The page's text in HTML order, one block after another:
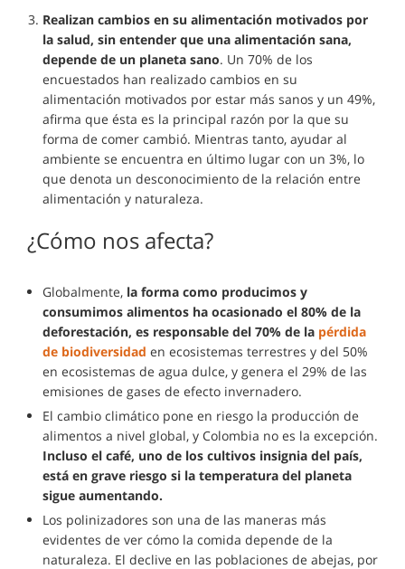
Realizan cambios en su alimentación motivados por
la salud, sin entender que una alimentación sana,
depende de un planeta sano. Un 70% de los
encuestados han realizado cambios en su
alimentación motivados por estar más sanos y un 49%,
afirma que ésta es la principal razón por la que su
forma de comer cambió. Mientras tanto, ayudar al
ambiente se encuentra en último lugar con un 3%, lo
que denota un desconocimiento de la relación entre
alimentación y naturaleza.
¿Cómo nos afecta?
Globalmente, la forma como producimos y
consumimos alimentos ha ocasionado el 80% de la
deforestación, es responsable del 70% de la pérdida
de biodiversidad en ecosistemas terrestres y del 50%
en ecosistemas de agua dulce, y genera el 29% de las
emisiones de gases de efecto invernadero.
El cambio climático pone en riesgo la producción de
alimentos a nivel global, y Colombia no es la excepción.
Incluso el café, uno de los cultivos insignia del país,
está en grave riesgo si la temperatura del planeta
sigue aumentando.
Los polinizadores son una de las maneras más
evidentes de ver cómo la comida depende de la
naturaleza. El declive en las poblaciones de abejas, por